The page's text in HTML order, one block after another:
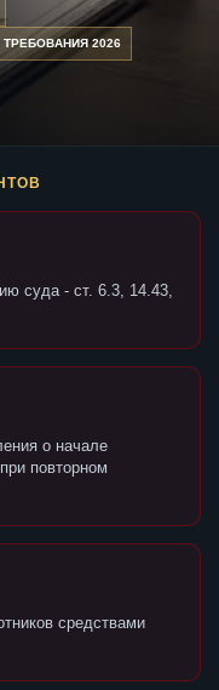
2026
суда - ст. 6.3, 14.43,
о начале
повторном
средствами